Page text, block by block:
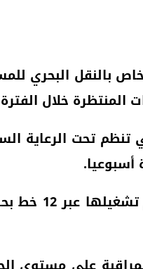
بالنقل البحري
تحت الرعاية
وفي هذا الصدد، أبرز